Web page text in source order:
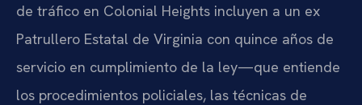
de tráfico en Colonial Heights incluyen a un ex
Patrullero Estatal de Virginia con quince años de
servicio en cumplimiento de la ley—que entiende
los procedimientos policiales, las técnicas de